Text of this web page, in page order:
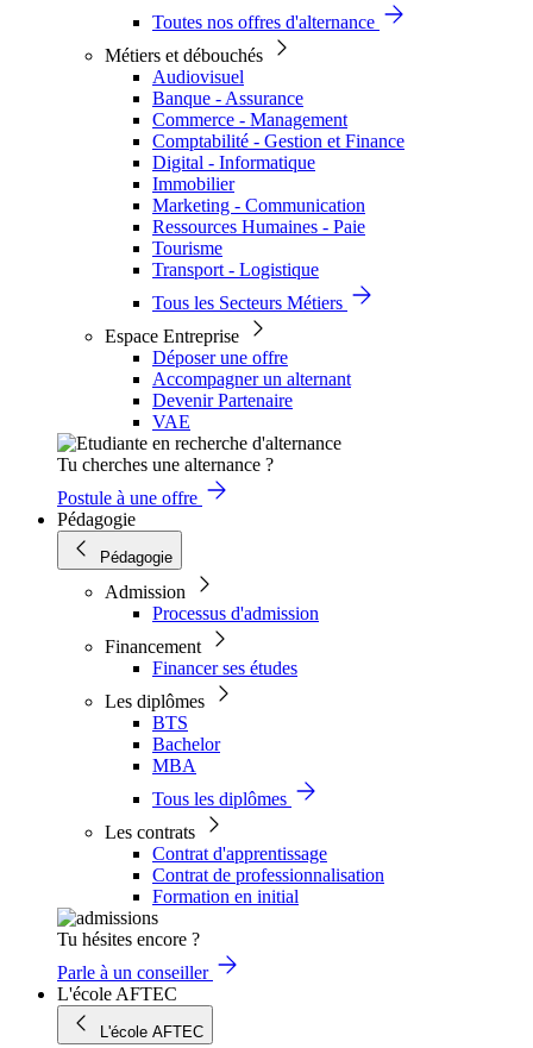
Toutes nos offres d'alternance
Métiers et débouchés
Audiovisuel
Banque - Assurance
Commerce - Management
Comptabilité - Gestion et Finance
Digital - Informatique
Immobilier
Marketing - Communication
Ressources Humaines - Paie
Tourisme
Transport - Logistique
Tous les Secteurs Métiers
Espace Entreprise
Déposer une offre
Accompagner un alternant
Devenir Partenaire
VAE
Tu cherches une alternance ?
Postule à une offre
Pédagogie
Pédagogie
Admission
Processus d'admission
Financement
Financer ses études
Les diplômes
BTS
Bachelor
MBA
Tous les diplômes
Les contrats
Contrat d'apprentissage
Contrat de professionnalisation
Formation en initial
Tu hésites encore ?
Parle à un conseiller
L'école AFTEC
L'école AFTEC